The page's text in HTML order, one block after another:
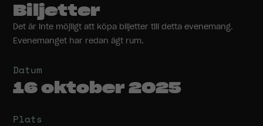
Biljetter
Det är inte möjligt att köpa biljetter till detta evenemang.
Evenemanget har redan ägt rum.
Datum
16 oktober 2025
Plats